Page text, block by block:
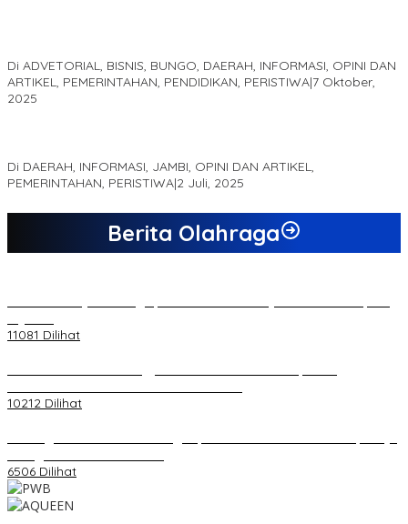
Di ADVETORIAL, BISNIS, BUNGO, DAERAH, INFORMASI, OPINI DAN
ARTIKEL, PEMERINTAHAN, PENDIDIKAN, PERISTIWA|7 Oktober,
2025
Di DAERAH, INFORMASI, JAMBI, OPINI DAN ARTIKEL,
PEMERINTAHAN, PERISTIWA|2 Juli, 2025
Berita Olahraga
11081 Dilihat
10212 Dilihat
6506 Dilihat